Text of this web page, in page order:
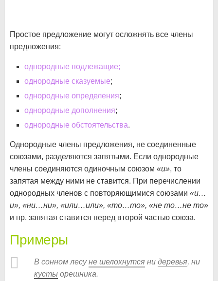
Простое предложение могут осложнять все члены
предложения:
однородные подлежащие;
однородные сказуемые;
однородные определения;
однородные дополнения;
однородные обстоятельства.
Однородные члены предложения, не соединенные
союзами, разделяются запятыми. Если однородные
члены соединяются одиночным союзом «и», то
запятая между ними не ставится. При перечислении
однородных членов с повторяющимися союзами «и…
и», «ни…ни», «или…или», «то…то», «не то…не то»
и пр. запятая ставится перед второй частью союза.
Примеры
В сонном лесуне шелохнутся ни деревья, ни
кусты орешника.